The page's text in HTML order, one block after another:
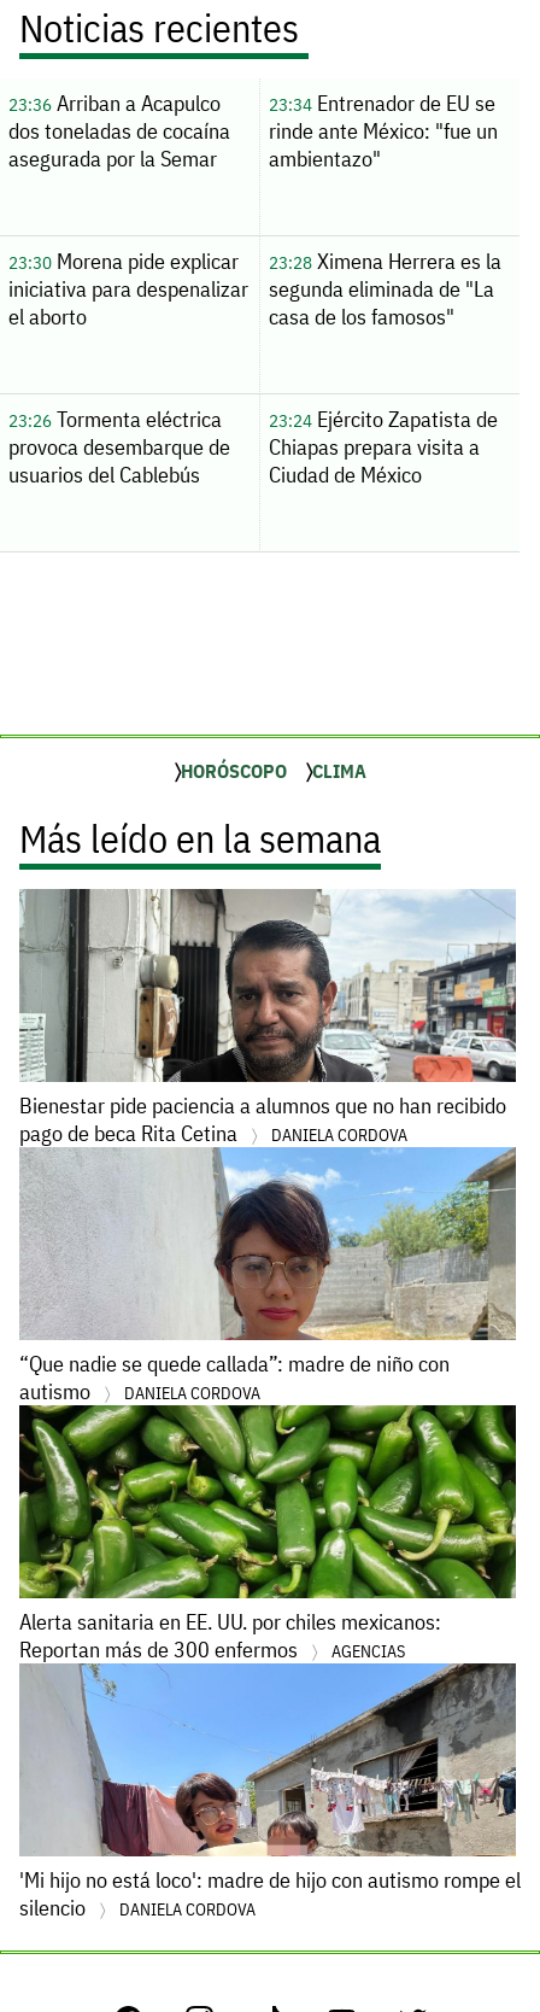
Noticias recientes
23:36Arriban a Acapulco
dos toneladas de cocaína
asegurada por la Semar
23:34Entrenador de EU se
rinde ante México: "fue un
ambientazo"
23:30Morena pide explicar
iniciativa para despenalizar
el aborto
23:28Ximena Herrera es la
segunda eliminada de "La
casa de los famosos"
23:26Tormenta eléctrica
provoca desembarque de
usuarios del Cablebús
23:24Ejército Zapatista de
Chiapas prepara visita a
Ciudad de México
HORÓSCOPO CLIMA
Más leído en la semana
Bienestar pide paciencia a alumnos que no han recibido
pago de beca Rita Cetina
DANIELA CORDOVA
“Que nadie se quede callada”: madre de niño con
autismo
DANIELA CORDOVA
Alerta sanitaria en EE. UU. por chiles mexicanos:
Reportan más de 300 enfermos
AGENCIAS
'Mi hijo no está loco': madre de hijo con autismo rompe el
silencio
DANIELA CORDOVA